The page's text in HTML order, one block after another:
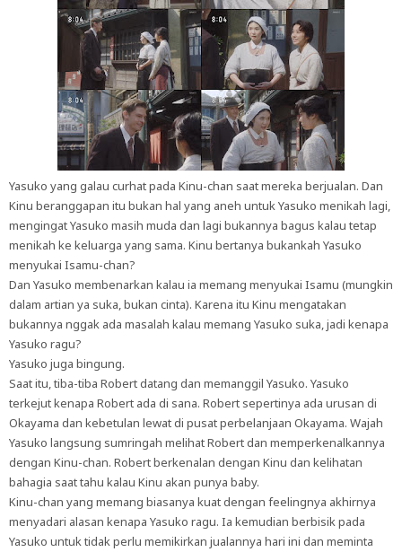
Yasuko yang galau curhat pada Kinu-chan saat mereka berjualan. Dan
Kinu beranggapan itu bukan hal yang aneh untuk Yasuko menikah lagi,
mengingat Yasuko masih muda dan lagi bukannya bagus kalau tetap
menikah ke keluarga yang sama. Kinu bertanya bukankah Yasuko
menyukai Isamu-chan?
Dan Yasuko membenarkan kalau ia memang menyukai Isamu (mungkin
dalam artian ya suka, bukan cinta). Karena itu Kinu mengatakan
bukannya nggak ada masalah kalau memang Yasuko suka, jadi kenapa
Yasuko ragu?
Yasuko juga bingung.
Saat itu, tiba-tiba Robert datang dan memanggil Yasuko. Yasuko
terkejut kenapa Robert ada di sana. Robert sepertinya ada urusan di
Okayama dan kebetulan lewat di pusat perbelanjaan Okayama. Wajah
Yasuko langsung sumringah melihat Robert dan memperkenalkannya
dengan Kinu-chan. Robert berkenalan dengan Kinu dan kelihatan
bahagia saat tahu kalau Kinu akan punya baby.
Kinu-chan yang memang biasanya kuat dengan feelingnya akhirnya
menyadari alasan kenapa Yasuko ragu. Ia kemudian berbisik pada
Yasuko untuk tidak perlu memikirkan jualannya hari ini dan meminta